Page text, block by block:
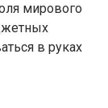
мирового
в руках